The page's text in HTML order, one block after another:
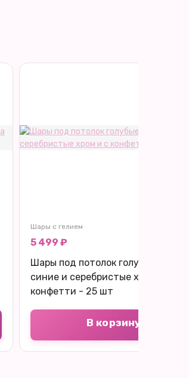
Шары с гелием
5 499 ₽
Шары под потолок голубые,
синие и серебристые хром и с
конфетти - 25 шт
В корзину